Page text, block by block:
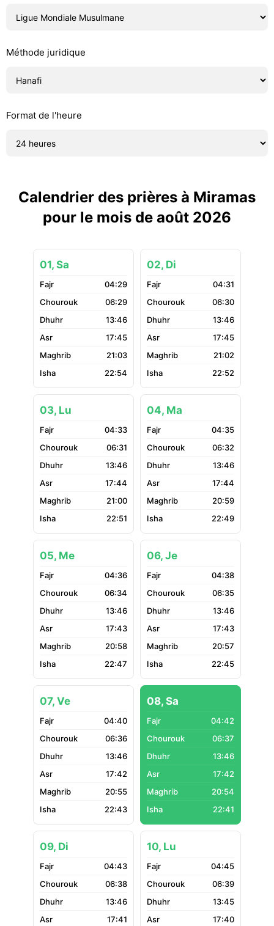
Méthode juridique
Format de l'heure
Calendrier des prières à Miramas
pour le mois de août 2026
01, Sa
04:29
06:29
13:46
17:45
21:03
22:54
02, Di
04:31
06:30
13:46
17:45
21:02
22:52
03, Lu
04:33
06:31
13:46
17:44
21:00
22:51
04, Ma
04:35
06:32
13:46
17:44
20:59
22:49
05, Me
04:36
06:34
13:46
17:43
20:58
22:47
06, Je
04:38
06:35
13:46
17:43
20:57
22:45
07, Ve
04:40
06:36
13:46
17:42
20:55
22:43
08, Sa
04:42
06:37
13:46
17:42
20:54
22:41
09, Di
04:43
06:38
13:46
17:41
10, Lu
04:45
06:39
13:45
17:40